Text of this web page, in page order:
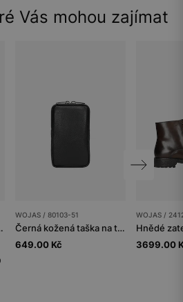
Vás mohou zajímat
podrážkou
WOJAS / 80103-51
Černá kožená taška na telefon
649.00 Kč
WOJAS /
3699.00